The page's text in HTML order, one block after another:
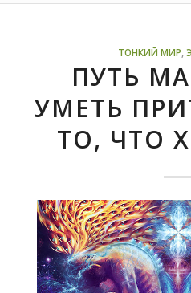
ТОНКИЙ МИР
ПУТЬ
УМЕТЬ
ТО, ЧТО